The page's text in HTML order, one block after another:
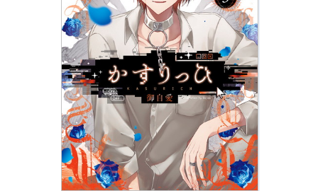
会社情報 採用情報
スクウェア・エニックス サイト内検索